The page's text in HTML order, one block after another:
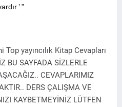
”
yayıncılık Kitap Cevapları
BU SAYFADA SİZLERLE
CEVAPLARIMIZ
DERS ÇALIŞMA VE
KAYBETMEYİNİZ LÜTFEN